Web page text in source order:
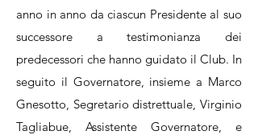
anno in anno da ciascun Presidente al suo
successore a testimonianza dei
predecessori che hanno guidato il Club. In
seguito il Governatore, insieme a Marco
Gnesotto, Segretario distrettuale, Virginio
Tagliabue, Assistente Governatore, e